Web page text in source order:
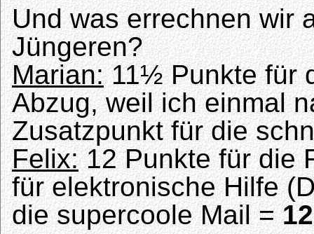
Und was errechnen wir
Jüngeren?
Marian:11½ Punkte für
Abzug, weil ich einmal
Zusatzpunkt für die
Felix:12 Punkte für die
für elektronische Hilfe
die supercoole Mail =